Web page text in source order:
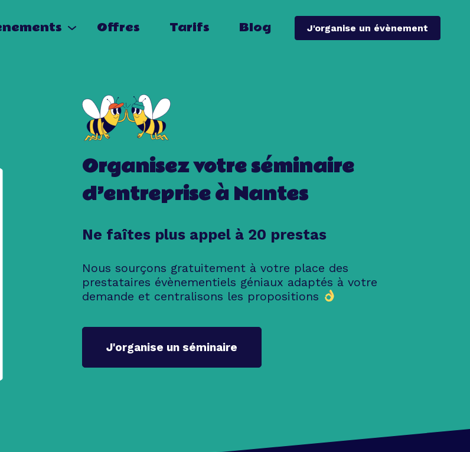
Offres Tarifs Blog J'organise un évènement
Organisez votre séminaire
d’entreprise à Nantes
Ne faîtes plus appel à 20 prestas
Nous sourçons gratuitement à votre place des
prestataires évènementiels géniaux adaptés à votre
demande et centralisons les propositions
J'organise un séminaire